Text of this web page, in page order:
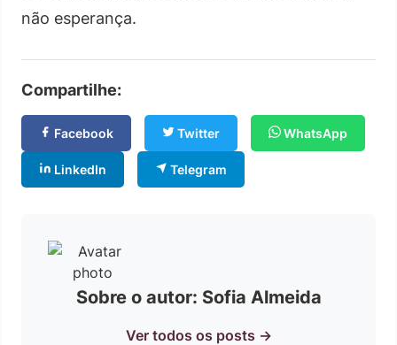
não esperança.
Compartilhe:
Facebook Twitter WhatsApp
LinkedIn Telegram
Sobre o autor: Sofia Almeida
Ver todos os posts →